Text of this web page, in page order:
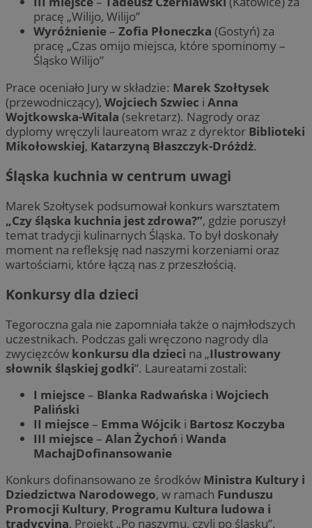
pracę „Wilijo, Wilijo”
Wyróżnienie– Zofia Płoneczka (Gostyń) za
pracę „Czas omijo miejsca, które spominomy –
Śląsko Wilijo”
Prace oceniało Jury w składzie: Marek Szołtysek
(przewodniczący), Wojciech Szwiec i Anna
Wojtkowska-Witala (sekretarz). Nagrody oraz
dyplomy wręczyli laureatom wraz z dyrektor Biblioteki
Mikołowskiej, Katarzyną Błaszczyk-Dróżdż.
Śląska kuchnia w centrum uwagi
Marek Szołtysek podsumował konkurs warsztatem
„Czy śląska kuchnia jest zdrowa?”, gdzie poruszył
temat tradycji kulinarnych Śląska. To był doskonały
moment na refleksję nad naszymi korzeniami oraz
wartościami, które łączą nas z przeszłością.
Konkursy dla dzieci
Tegoroczna gala nie zapomniała także o najmłodszych
uczestnikach. Podczas gali wręczono nagrody dla
zwycięzców konkursu dla dzieci na „Ilustrowany
słownik śląskiej godki”. Laureatami zostali:
I miejsce– Blanka Radwańska i Wojciech
Paliński
II miejsce– Emma Wójcik i Bartosz Koczyba
III miejsce– Alan Żychoń i Wanda
MachajDofinansowanie
Konkurs dofinansowano ze środków Ministra Kultury i
Dziedzictwa Narodowego, w ramach Funduszu
Promocji Kultury, Programu Kultura ludowa i
tradycyjna, Projekt „Po naszymu, czyli po śląsku”.